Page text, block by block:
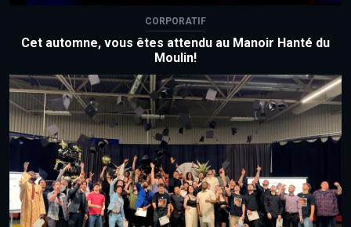
CORPORATIF
Cet automne, vous êtes attendu au Manoir Hanté du
Moulin!